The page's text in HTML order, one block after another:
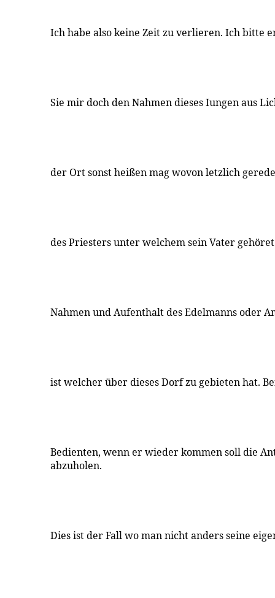
Ich habe also keine Zeit zu verlieren. Ich bitte
Sie mir doch den Nahmen dieses Iungen aus
der Ort sonst heißen mag wovon letzlich
des Priesters unter welchem sein Vater
Nahmen und Aufenthalt des Edelmanns oder
ist welcher über dieses Dorf zu gebieten hat.
Bedienten, wenn er wieder kommen soll die
abzuholen.
Dies ist der Fall wo man nicht anders seine